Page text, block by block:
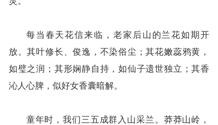
每当春天花信来临，老家后山的兰花如期开
放。其叶修长、俊逸，不染俗尘；其花嫩蕊鸦黄，
如璧之润；其形娴静自持，如仙子遗世独立；其香
沁人心脾，似好女香囊暗解。
童年时，我们三五成群入山采兰。莽莽山岭，